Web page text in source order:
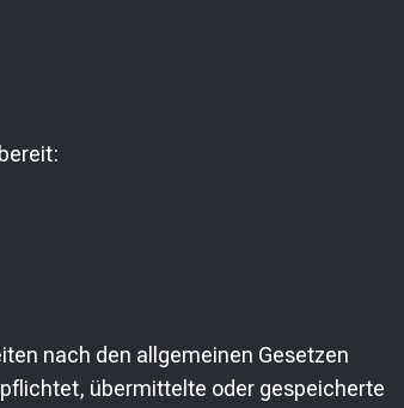
nach den allgemeinen Gesetzen
übermittelte oder gespeicherte